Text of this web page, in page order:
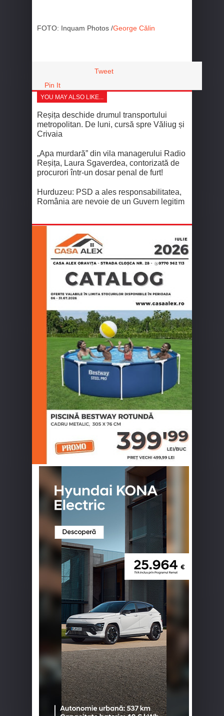
FOTO: Inquam Photos /George Călin
Tweet
Pin It
YOU MAY ALSO LIKE...
Reșița deschide drumul transportului
metropolitan. De luni, cursă spre Văliug și
Crivaia
„Apa murdară” din vila managerului Radio
Reșița, Laura Sgaverdea, contorizată de
procurori într-un dosar penal de furt!
Hurduzeu: PSD a ales responsabilitatea,
România are nevoie de un Guvern legitim